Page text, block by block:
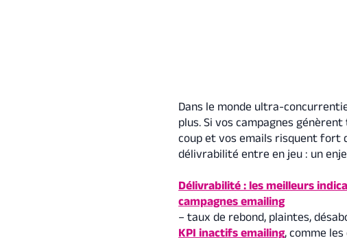
Dans le monde ultra-
plus. Si vos campagnes
coup et vos emails risquent fort
délivrabilité entre en jeu : un
Délivrabilité : les meilleurs
campagnes emailing
– taux de rebond, plaintes,
KPI inactifs emailing, comme